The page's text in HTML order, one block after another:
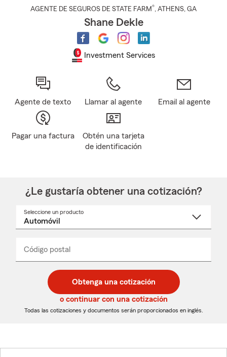
AGENTE DE SEGUROS DE STATE FARM®, ATHENS, GA
Shane Dekle
Investment Services
Agente de texto Llamar al agente Email al agente
Pagar una factura
Obtén una tarjeta
de identificación
¿Le gustaría obtener una cotización?
Seleccione un producto
desplegable
Código postal
de
5
dígitos
de
5
dígitos
_____
Obtenga una cotización
o continuar con una cotización
Todas las cotizaciones y documentos serán proporcionados en inglés.